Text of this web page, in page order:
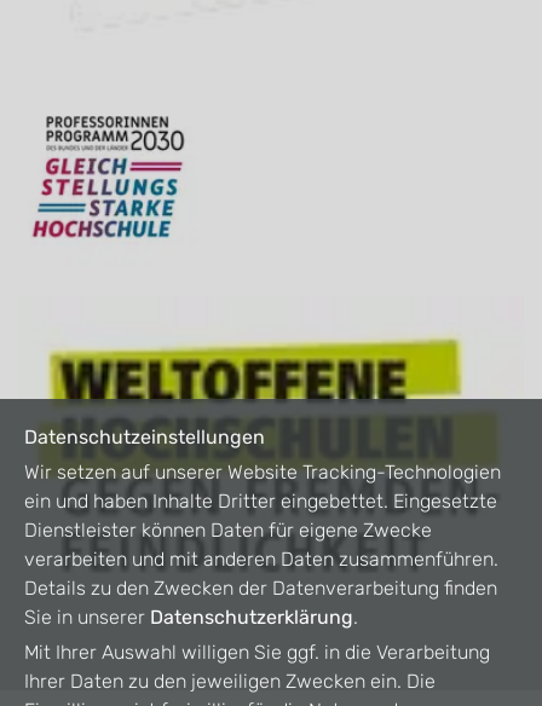
Datenschutzeinstellungen
Wir setzen auf unserer Website Tracking-Technologien
ein und haben Inhalte Dritter eingebettet. Eingesetzte
Dienstleister können Daten für eigene Zwecke
verarbeiten und mit anderen Daten zusammenführen.
Details zu den Zwecken der Datenverarbeitung finden
Sie in unserer Datenschutzerklärung.
Mit Ihrer Auswahl willigen Sie ggf. in die Verarbeitung
Ihrer Daten zu den jeweiligen Zwecken ein. Die